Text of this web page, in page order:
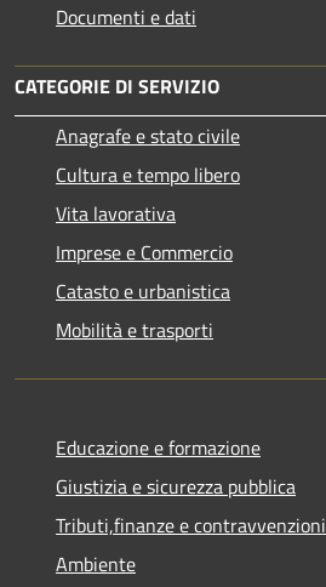
Documenti e dati
CATEGORIE DI SERVIZIO
Anagrafe e stato civile
Cultura e tempo libero
Vita lavorativa
Imprese e Commercio
Catasto e urbanistica
Mobilità e trasporti
Educazione e formazione
Giustizia e sicurezza pubblica
Tributi,finanze e contravvenzioni
Ambiente